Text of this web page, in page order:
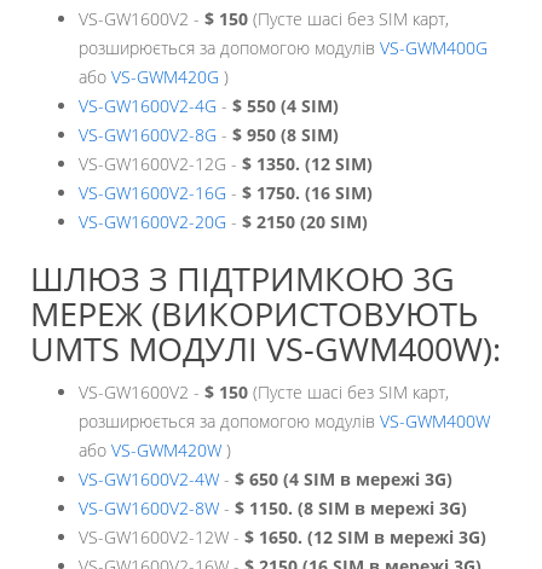
VS-GW1600V2 - $ 150 (Пусте шасі без SIM карт,
розширюється за допомогою модулів VS-GWM400G
або VS-GWM420G )
VS-GW1600V2-4G - $ 550 (4 SIM)
VS-GW1600V2-8G - $ 950 (8 SIM)
VS-GW1600V2-12G - $ 1350. (12 SIM)
VS-GW1600V2-16G - $ 1750. (16 SIM)
VS-GW1600V2-20G - $ 2150 (20 SIM)
ШЛЮЗ З ПІДТРИМКОЮ 3G
МЕРЕЖ (ВИКОРИСТОВУЮТЬ
UMTS МОДУЛІ VS-GWM400W):
VS-GW1600V2 - $ 150 (Пусте шасі без SIM карт,
розширюється за допомогою модулів VS-GWM400W
або VS-GWM420W )
VS-GW1600V2-4W - $ 650 (4 SIM в мережі 3G)
VS-GW1600V2-8W - $ 1150. (8 SIM в мережі 3G)
VS-GW1600V2-12W - $ 1650. (12 SIM в мережі 3G)